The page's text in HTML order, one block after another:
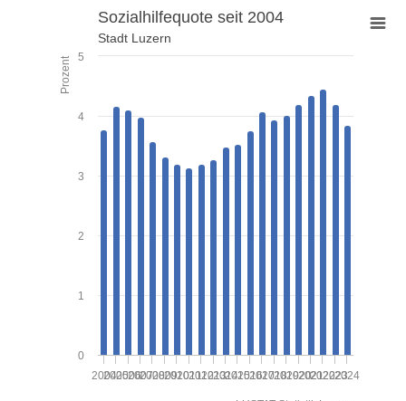
Sozialhilfequote seit 2004
Bar chart with 21 bars.
Stadt Luzern
View as data table, Sozialhilfequote seit 2004
The chart has 1 X axis displaying categories.
Prozent
Sozialhilfequote seit 2004
Stadt Luzern
200420052006200720082009201020112012201320142015201620172018201920202021202220232024
0
1
2
3
4
5